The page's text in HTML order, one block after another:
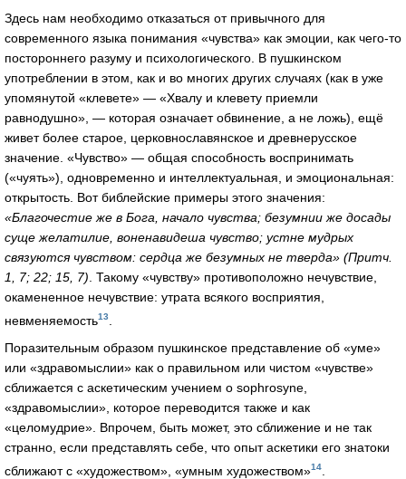
Здесь нам необходимо отказаться от привычного для
современного языка понимания «чувства» как эмоции, как чего-то
постороннего разуму и психологического. В пушкинском
употреблении в этом, как и во многих других случаях (как в уже
упомянутой «клевете» — «Хвалу и клевету приемли
равнодушно», — которая означает обвинение, а не ложь), ещё
живет более старое, церковнославянское и древнерусское
значение. «Чувство» — общая способность воспринимать
(«чуять»), одновременно и интеллектуальная, и эмоциональная:
открытость. Вот библейские примеры этого значения:
«Благочестие же в Бога, начало чувства; безумнии же досады
суще желатилие, воненавидеша чувство; устне мудрых
связуются чувством: сердца же безумных не тверда» (Притч.
1, 7; 22; 15, 7). Такому «чувству» противоположно нечувствие,
окамененное нечувствие: утрата всякого восприятия,
невменяемость13
Поразительным образом пушкинское представление об «уме»
или «здравомыслии» как о правильном или чистом «чувстве»
сближается с аскетическим учением о sophrosyne,
«здравомыслии», которое переводится также и как
«целомудрие». Впрочем, быть может, это сближение и не так
странно, если представлять себе, что опыт аскетики его знатоки
сближают с «художеством», «умным художеством»14